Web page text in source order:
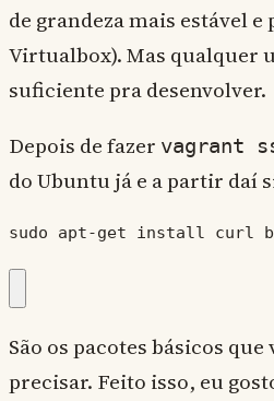
de grandeza mais estável
Virtualbox). Mas qualquer
suficiente pra desenvolver.
Depois de fazer vagrant
do Ubuntu já e a partir daí
sudo apt-get install curl
São os pacotes básicos
precisar. Feito isso, eu